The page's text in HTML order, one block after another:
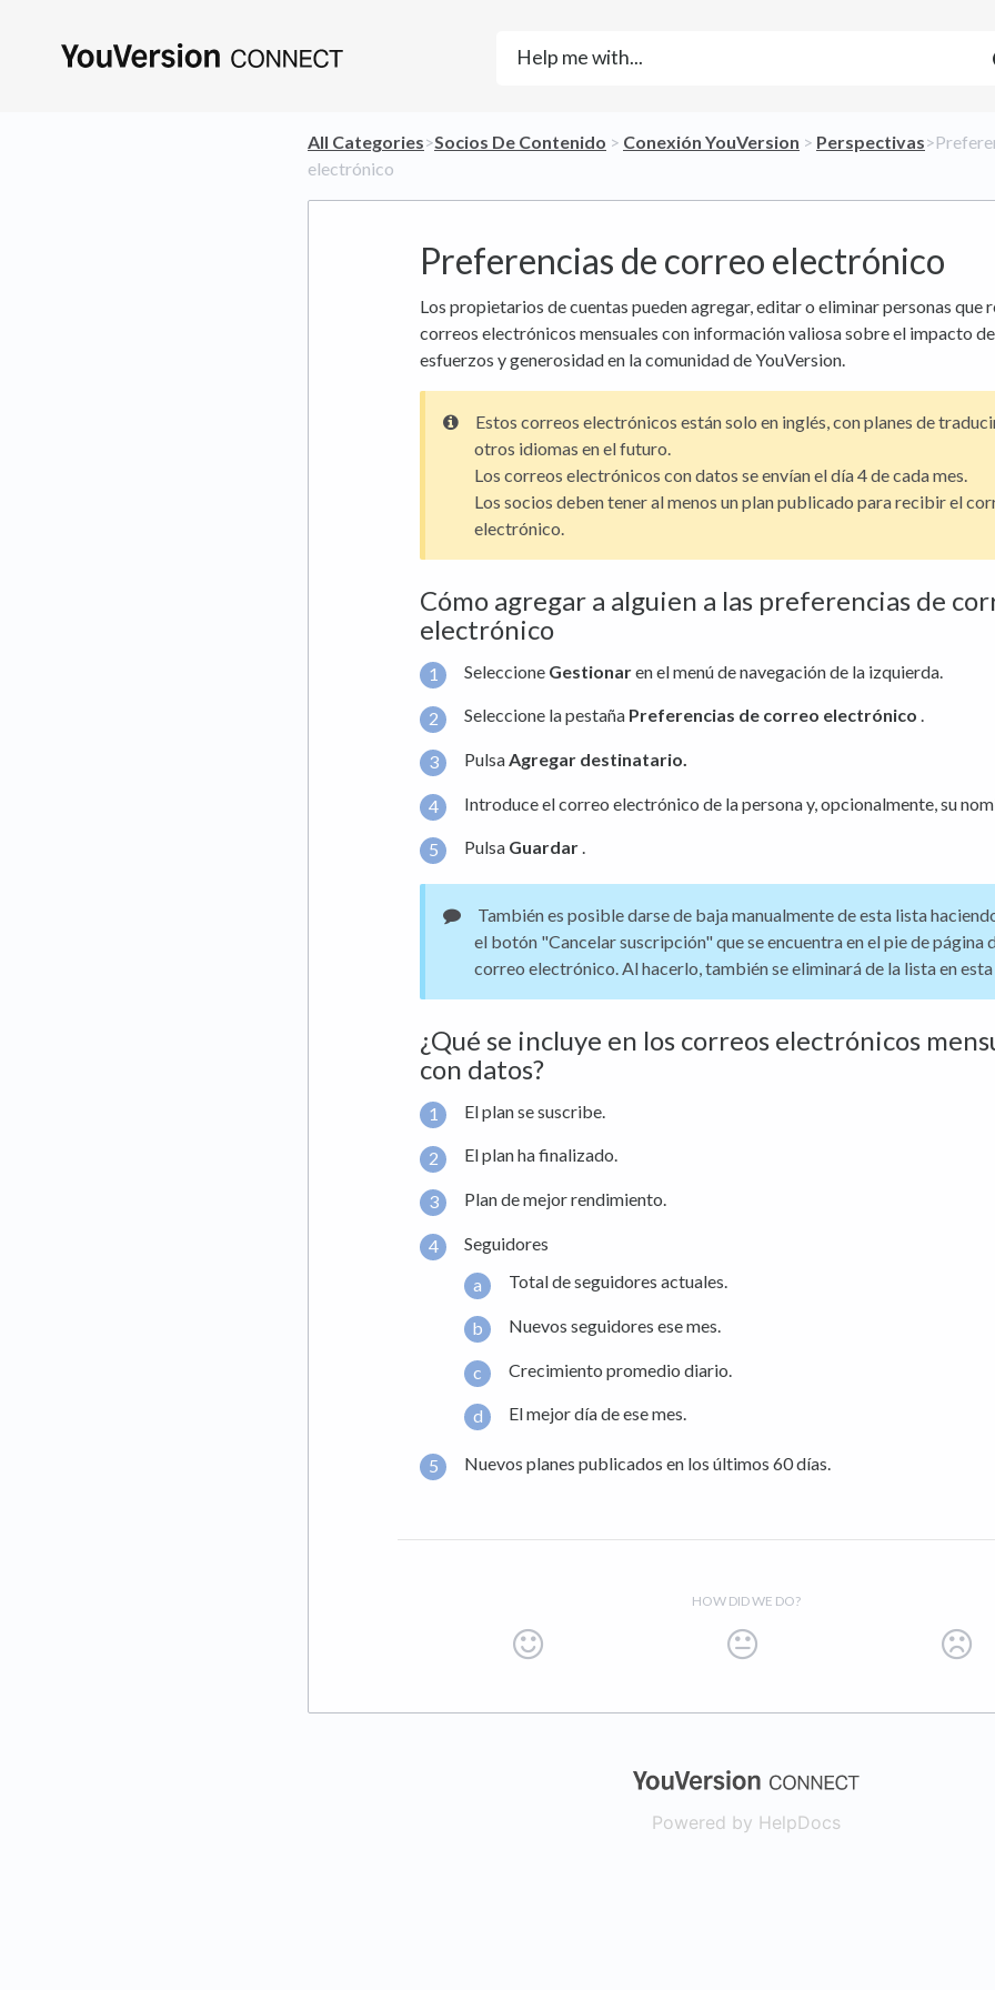
All Categories​>​​Socios De Contenido ​ > ​ ​Conexión YouVersion ​ > ​ ​Perspectivas​>​
electrónico
Preferencias de correo electrónico
Los propietarios de cuentas pueden agregar, editar o eliminar personas que
correos electrónicos mensuales con información valiosa sobre el impacto de
esfuerzos y generosidad en la comunidad de YouVersion.
Estos correos electrónicos están solo en inglés, con planes de
otros idiomas en el futuro.
Los correos electrónicos con datos se envían el día 4 de cada mes.
Los socios deben tener al menos un plan publicado para recibir el
electrónico.
Cómo agregar a alguien a las preferencias de
electrónico
Seleccione Gestionaren el menú de navegación de la izquierda.
Seleccione la pestaña Preferencias de correo electrónico .
PulsaAgregar destinatario.
Introduce el correo electrónico de la persona y, opcionalmente, su
Pulsa Guardar.
También es posible darse de baja manualmente de esta lista
el botón "Cancelar suscripción" que se encuentra en el pie de página
correo electrónico. Al hacerlo, también se eliminará de la lista en
¿Qué se incluye en los correos electrónicos
con datos?
El plan se suscribe.
El plan ha finalizado.
Plan de mejor rendimiento.
Seguidores
Total de seguidores actuales.
Nuevos seguidores ese mes.
Crecimiento promedio diario.
El mejor día de ese mes.
Nuevos planes publicados en los últimos 60 días.
HOW DID WE DO?
(opens in a new
Powered by HelpDocs